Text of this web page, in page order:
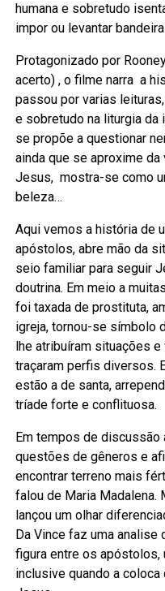
humana e sobretudo
impor ou levantar
Protagonizado por
acerto) , o filme narra a
passou por varias
e sobretudo na liturgia
se propõe a questionar
ainda que se aproxime
Jesus, mostra-se como
beleza…
Aqui vemos a história de
apóstolos, abre mão da
seio familiar para seguir
doutrina. Em meio a
foi taxada de prostituta,
igreja, tornou-se símbolo
lhe atribuíram situações
traçaram perfis diversos.
estão a de santa,
tríade forte e conflituosa.
Em tempos de
questões de gêneros e
encontrar terreno mais
falou de Maria Madalena.
lançou um olhar
Da Vince faz uma analise
figura entre os apóstolos,
inclusive quando a